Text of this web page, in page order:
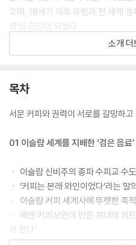
으며, 18세기 이후 유럽과 전 세계 경
명’의 근간이 되었다.
커피는 어떻게 세계사를 바꿨을까?
게 밀려난 원인이 여성을 배제했기 때
망을 억제하기 위한 도구로 마시던 ‘
를 제패한 이야기를 다룬다.
소개 더
목차
서문 커피와 권력이 서로를 갈망하
01 이슬람 세계를 지배한 ‘검은 음료
ㆍ 이슬람 신비주의 종파 수피교 수
ㆍ ‘커피는 본래 와인이었다’라는 말
ㆍ 이슬람 커피 세계사에 뚜렷한 족
ㆍ 예멘 커피상인이 만든 희대의 히
가 있다’